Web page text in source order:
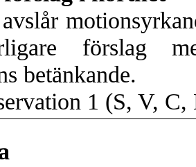
förslag
betänkande.
1 (S, V, C,